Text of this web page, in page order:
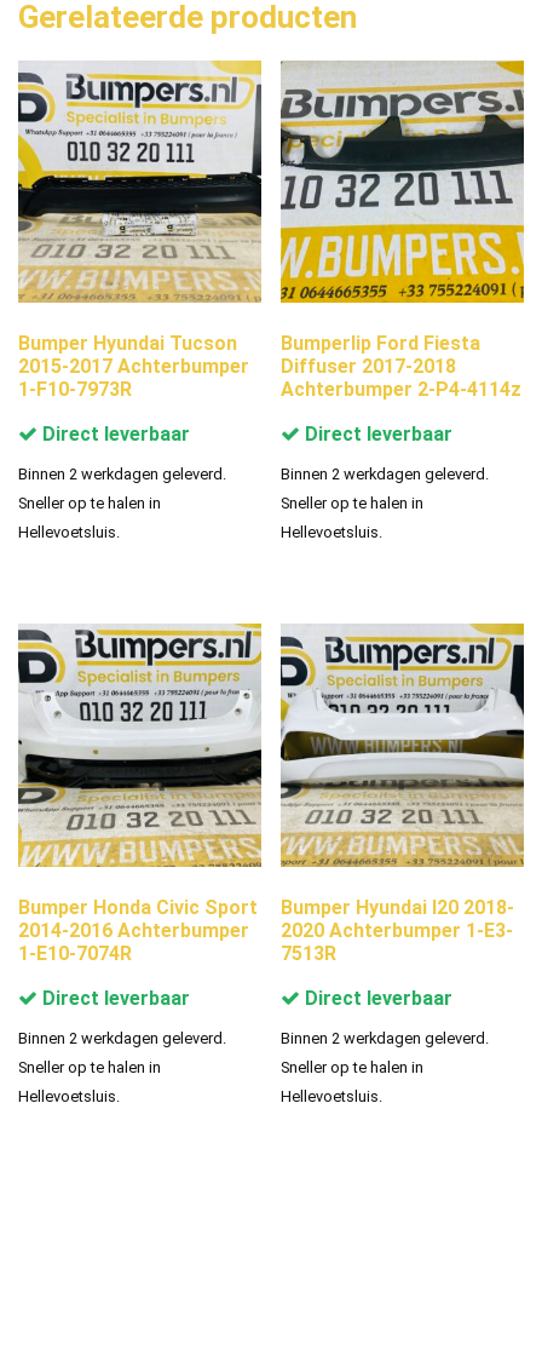
Gerelateerde producten
Bumper Hyundai Tucson
2015-2017 Achterbumper
1-F10-7973R
Direct leverbaar
Binnen 2 werkdagen geleverd.
Sneller op te halen in
Hellevoetsluis.
Bumperlip Ford Fiesta
Diffuser 2017-2018
Achterbumper 2-P4-4114z
Direct leverbaar
Binnen 2 werkdagen geleverd.
Sneller op te halen in
Hellevoetsluis.
Bumper Honda Civic Sport
2014-2016 Achterbumper
1-E10-7074R
Direct leverbaar
Binnen 2 werkdagen geleverd.
Sneller op te halen in
Hellevoetsluis.
Bumper Hyundai I20 2018-
2020 Achterbumper 1-E3-
7513R
Direct leverbaar
Binnen 2 werkdagen geleverd.
Sneller op te halen in
Hellevoetsluis.